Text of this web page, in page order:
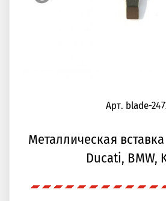
Арт. blade-
Металлическая
Ducati, BMW,